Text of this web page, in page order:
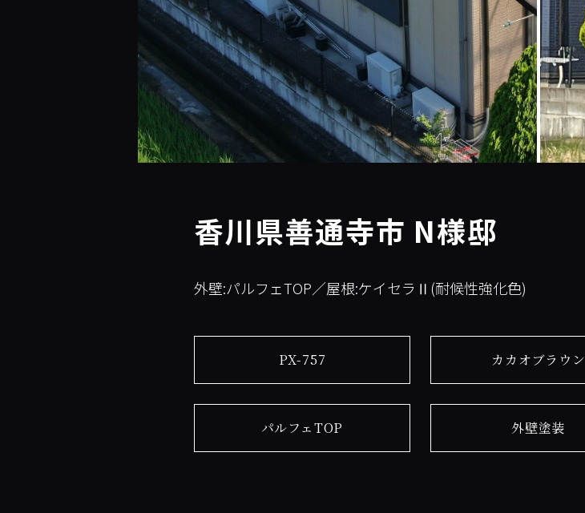
香川県善通寺市 N様邸
外壁:パルフェTOP／屋根:ケイセラⅡ(耐候性強化色)
PX-757 カカオブラウン
パルフェTOP 外壁塗装